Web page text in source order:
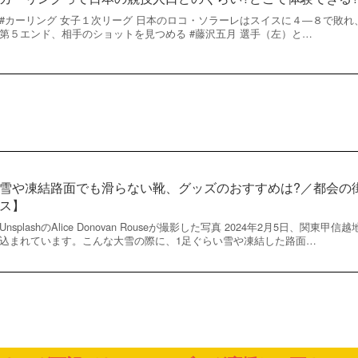
#カーリング 女子１次リーグ 日本のロコ・ソラーレはスイスに４―８で敗
第５エンド、相手のショットを見つめる #藤沢五月 選手（左）と…
雪や凍結路面でも滑らない靴、グッズのおすすめは?／都会
ス】
UnsplashのAlice Donovan Rouseが撮影した写真 2024年2月5日、関東甲信
込まれています。こんな大雪の際に、1足ぐらい雪や凍結した路面…